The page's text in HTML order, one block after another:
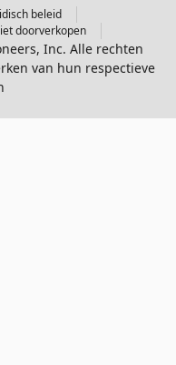
beleid
doorverkopen
Inc. Alle rechten
van hun respectieve